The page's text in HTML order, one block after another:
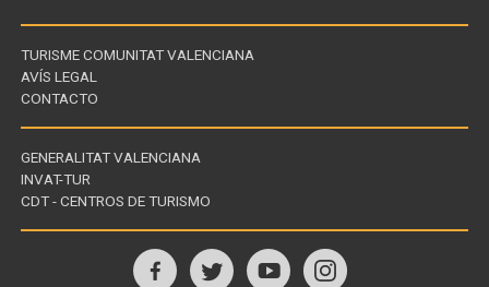
TURISME COMUNITAT VALENCIANA
AVÍS LEGAL
CONTACTO
Enllaços
d'interès
GENERALITAT VALENCIANA
INVAT-TUR
CDT - CENTROS DE TURISMO